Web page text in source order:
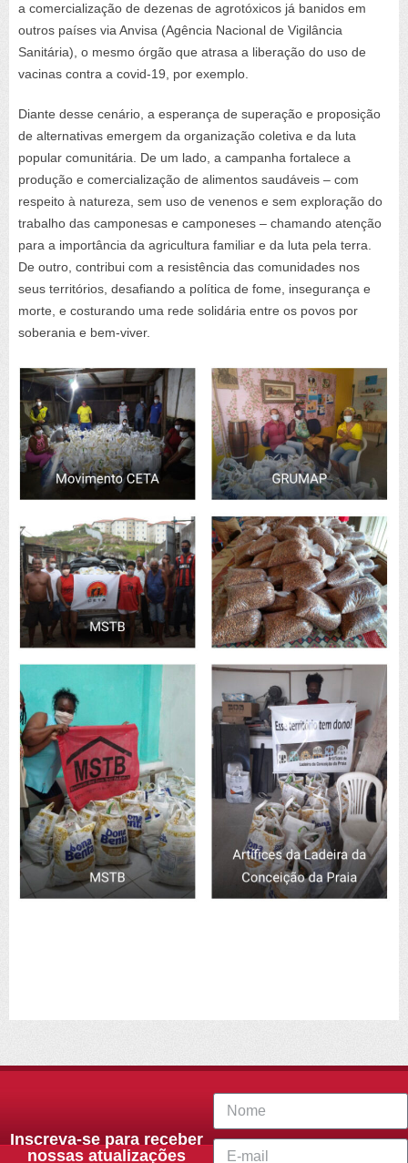
a comercialização de dezenas de agrotóxicos já banidos em
outros países via Anvisa (Agência Nacional de Vigilância
Sanitária), o mesmo órgão que atrasa a liberação do uso de
vacinas contra a covid-19, por exemplo.
Diante desse cenário, a esperança de superação e proposição
de alternativas emergem da organização coletiva e da luta
popular comunitária. De um lado, a campanha fortalece a
produção e comercialização de alimentos saudáveis – com
respeito à natureza, sem uso de venenos e sem exploração do
trabalho das camponesas e camponeses – chamando atenção
para a importância da agricultura familiar e da luta pela terra.
De outro, contribui com a resistência das comunidades nos
seus territórios, desafiando a política de fome, insegurança e
morte, e costurando uma rede solidária entre os povos por
soberania e bem-viver.
Inscreva-se para receber
nossas atualizações